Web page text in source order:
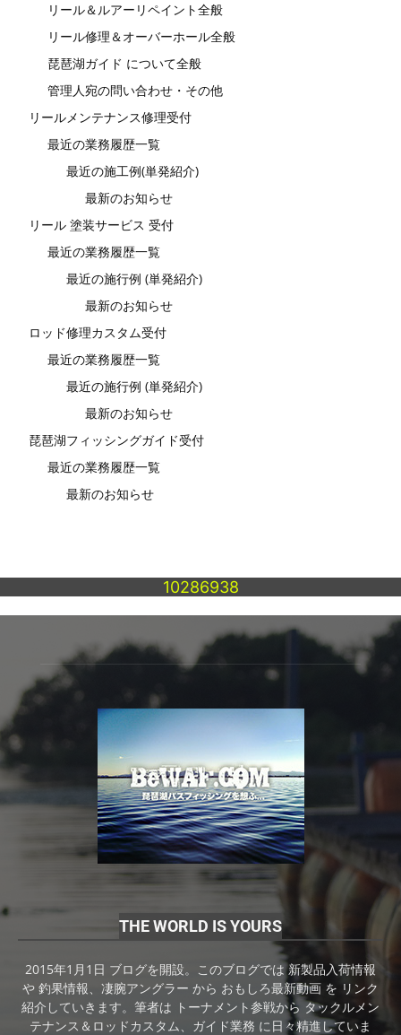
リール＆ルアーリペイント全般
リール修理＆オーバーホール全般
琵琶湖ガイド について全般
管理人宛の問い合わせ・その他
リールメンテナンス修理受付
最近の業務履歴一覧
最近の施工例(単発紹介)
最新のお知らせ
リール 塗装サービス 受付
最近の業務履歴一覧
最近の施行例 (単発紹介)
最新のお知らせ
ロッド修理カスタム受付
最近の業務履歴一覧
最近の施行例 (単発紹介)
最新のお知らせ
琵琶湖フィッシングガイド受付
最近の業務履歴一覧
最新のお知らせ
10286938
THE WORLD IS YOURS
2015年1月1日 ブログを開設。このブログでは 新製品入荷情報
や 釣果情報、凄腕アングラー から おもしろ最新動画 を リンク
紹介していきます。筆者は トーナメント参戦から タックルメン
テナンス＆ロッドカスタム、ガイド業務 に日々精進していま